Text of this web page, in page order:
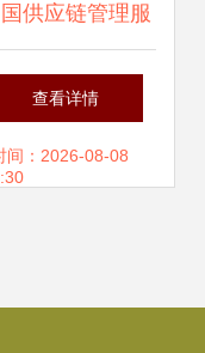
供应链管理服
行业 市场格局、
模式与未来展
查看详情
间：2026-08-08